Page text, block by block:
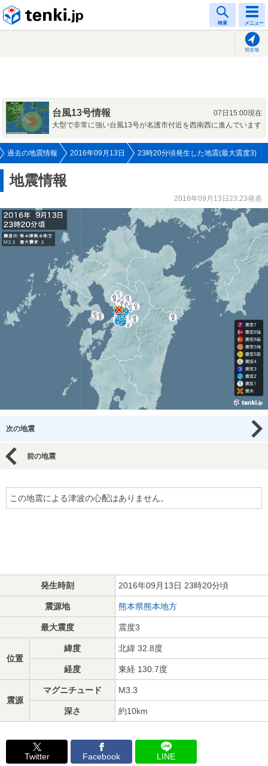
検索 メニュー
現在地
台風13号情報
07日15:00現在
大型で非常に強い台風13号が名護市付近を西南西に進んでいます
過去の地震情報 2016年09月13日 23時20分頃発生した地震(最大震度3)
地震情報
2016年09月13日23:23発表
次の地震
前の地震
この地震による津波の心配はありません。
発生時刻 2016年09月13日 23時20分頃
震源地 熊本県熊本地方
最大震度 震度3
位置
緯度 北緯 32.8度
経度 東経 130.7度
震源
マグニチュード M3.3
深さ 約10km
Twitter Facebook LINE